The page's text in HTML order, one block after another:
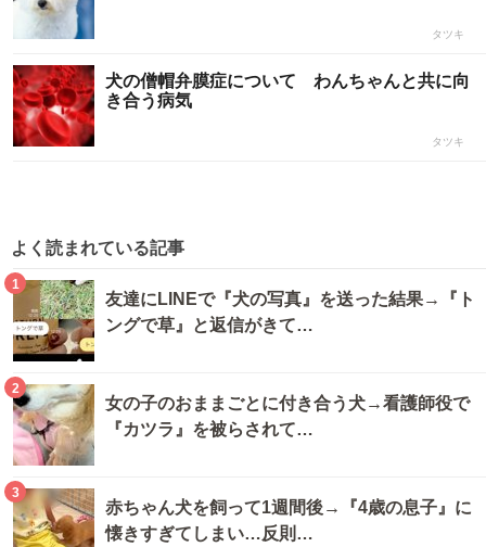
タツキ
犬の僧帽弁膜症について わんちゃんと共に向
き合う病気
タツキ
よく読まれている記事
1
友達にLINEで『犬の写真』を送った結果→『ト
ングで草』と返信がきて…
2
女の子のおままごとに付き合う犬→看護師役で
『カツラ』を被らされて…
3
赤ちゃん犬を飼って1週間後→『4歳の息子』に
懐きすぎてしまい…反則…